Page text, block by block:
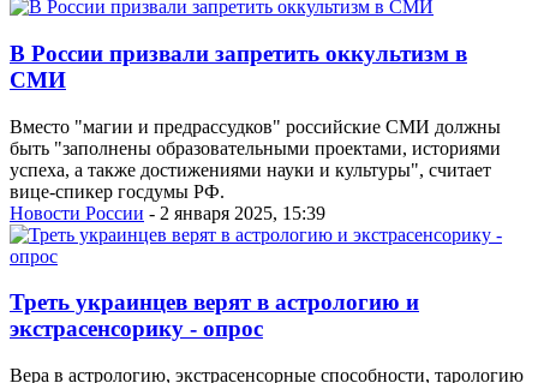
В России призвали запретить оккультизм в
СМИ
Вместо "магии и предрассудков" российские СМИ должны
быть "заполнены образовательными проектами, историями
успеха, а также достижениями науки и культуры", считает
вице-спикер госдумы РФ.
Новости России - 2 января 2025, 15:39
Треть украинцев верят в астрологию и
экстрасенсорику - опрос
Вера в астрологию, экстрасенсорные способности, тарологию